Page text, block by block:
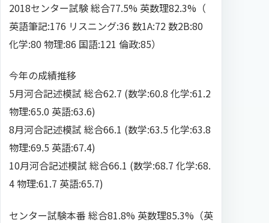
2018センター試験 総合77.5% 英数理82.3%（
英語筆記:176 リスニング:36 数1A:72 数2B:80
化学:80 物理:86 国語:121 倫政:85）
今年の成績推移
5月河合記述模試 総合62.7 (数学:60.8 化学:61.2
物理:65.0 英語:63.6)
8月河合記述模試 総合66.1 (数学:63.5 化学:63.8
物理:69.5 英語:67.4)
10月河合記述模試 総合66.1 (数学:68.7 化学:68.
4 物理:61.7 英語:65.7)
センター試験本番 総合81.8% 英数理85.3%（英